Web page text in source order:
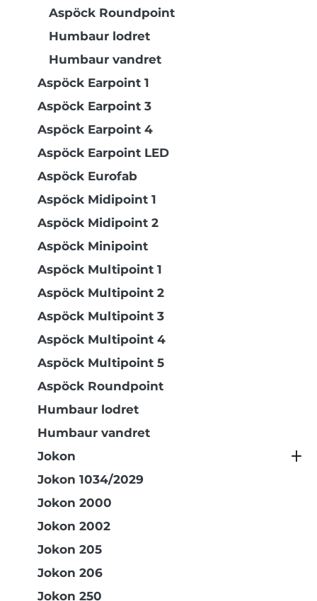
Aspöck Roundpoint
Humbaur lodret
Humbaur vandret
Aspöck Earpoint 1
Aspöck Earpoint 3
Aspöck Earpoint 4
Aspöck Earpoint LED
Aspöck Eurofab
Aspöck Midipoint 1
Aspöck Midipoint 2
Aspöck Minipoint
Aspöck Multipoint 1
Aspöck Multipoint 2
Aspöck Multipoint 3
Aspöck Multipoint 4
Aspöck Multipoint 5
Aspöck Roundpoint
Humbaur lodret
Humbaur vandret
Jokon
Jokon 1034/2029
Jokon 2000
Jokon 2002
Jokon 205
Jokon 206
Jokon 250